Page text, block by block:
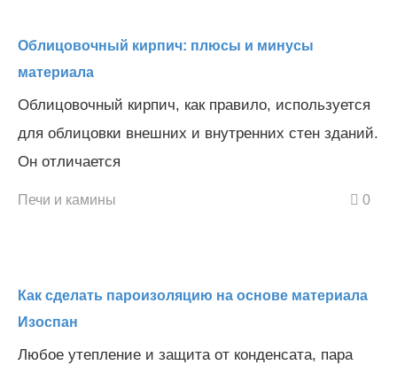
Облицовочный кирпич: плюсы и минусы
материала
Облицовочный кирпич, как правило, используется
для облицовки внешних и внутренних стен зданий.
Он отличается
Печи и камины 0
Как сделать пароизоляцию на основе материала
Изоспан
Любое утепление и защита от конденсата, пара